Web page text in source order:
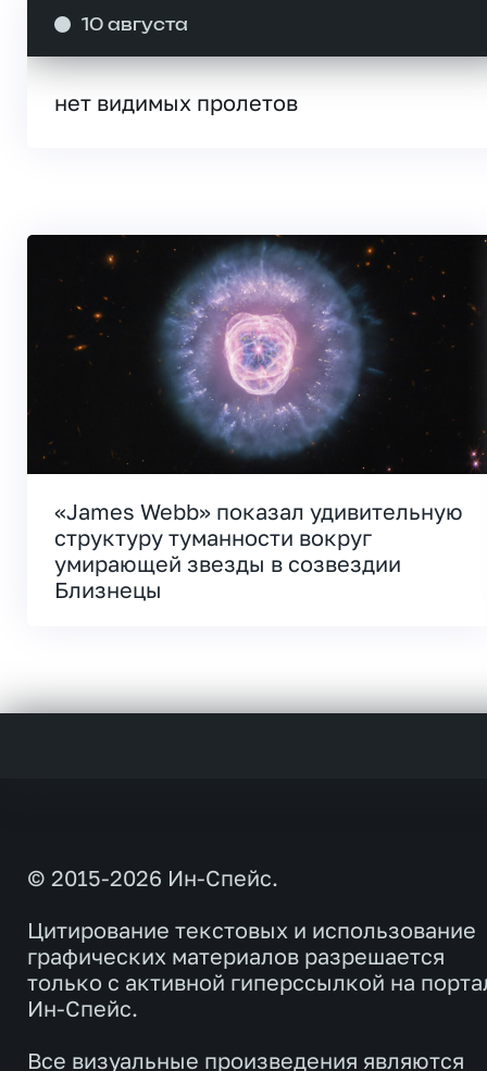
10 августа
нет видимых пролетов
«James Webb» показал удивительную
структуру туманности вокруг
умирающей звезды в созвездии
Близнецы
© 2015-2026 Ин-Спейс.
Цитирование текстовых и использование
графических материалов разрешается
только с активной гиперссылкой на
Ин-Спейс.
Все визуальные произведения являются